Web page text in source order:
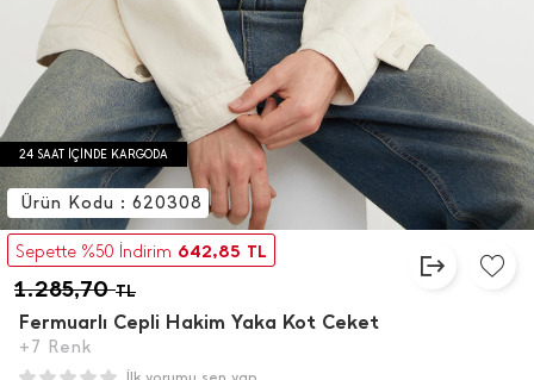
24 SAAT İÇİNDE KARGODA
Sepette %50 İndirim 642,85 TL
1.285,70TL
Fermuarlı Cepli Hakim Yaka Kot Ceket
+7 Renk
Ürün Kodu : 620308